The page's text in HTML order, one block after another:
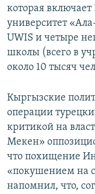
которая
университет
UWIS и четыре
школы (всего в
около 10 тысяч
Кыргызские
операции
критикой на
Мекен»
что похищение
«покушением на
напомнил, что,